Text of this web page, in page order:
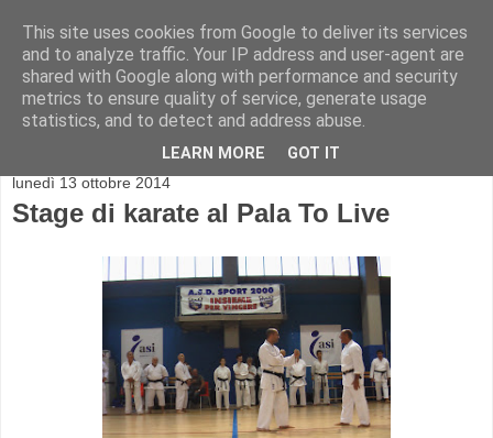
lunedì 13 ottobre 2014
Stage di karate al Pala To Live
This site uses cookies from Google to deliver its services
and to analyze traffic. Your IP address and user-agent are
shared with Google along with performance and security
metrics to ensure quality of service, generate usage
statistics, and to detect and address abuse.
LEARN MORE GOT IT